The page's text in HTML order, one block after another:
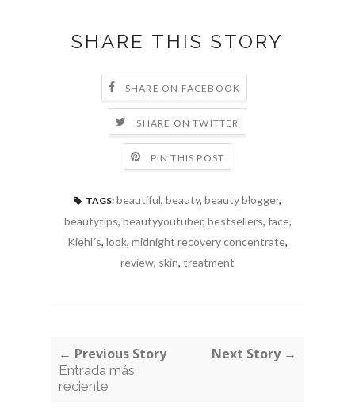
SHARE THIS STORY
SHARE ON FACEBOOK
SHARE ON TWITTER
PIN THIS POST
TAGS: beautiful, beauty, beauty blogger,
beautytips, beautyyoutuber, bestsellers, face,
Kiehl´s, look, midnight recovery concentrate,
review, skin, treatment
← Previous Story
Entrada más
reciente
Next Story →